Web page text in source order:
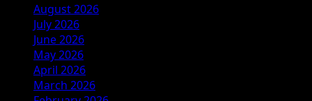
August 2026
July 2026
June 2026
May 2026
April 2026
March 2026